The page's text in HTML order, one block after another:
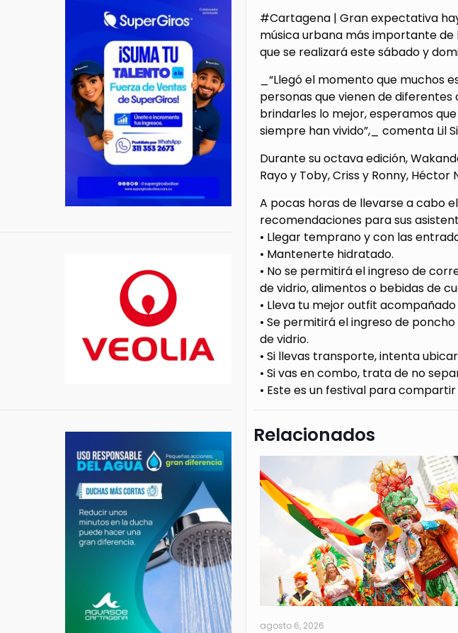
#Cartagena | Gran expectativa
música urbana más importante de
que se realizará este sábado y
_“Llegó el momento que
personas que vienen de
brindarles lo mejor, esperamos
siempre han vivido”,_ comenta Lil
Durante su octava edición,
Rayo y Toby, Criss y Ronny, Héctor
A pocas horas de llevarse a cabo
recomendaciones para sus
•⁠ ⁠Llegar temprano y con las
•⁠ ⁠Mantenerte hidratado.
•⁠ ⁠No se permitirá el ingreso de
de vidrio, alimentos o bebidas de
•⁠ ⁠Lleva tu mejor outfit acompañado
•⁠ ⁠Se permitirá el ingreso de
de vidrio.
•⁠ ⁠Si llevas transporte, intenta
•⁠ ⁠⁠Si vas en combo, trata de no
•⁠ ⁠⁠Este es un festival para
Relacionados
agosto 6, 2026